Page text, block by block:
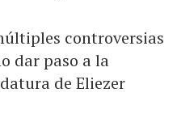
controversias
dar paso a la
de Eliezer